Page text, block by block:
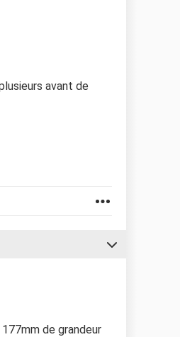
avant de
de grandeur